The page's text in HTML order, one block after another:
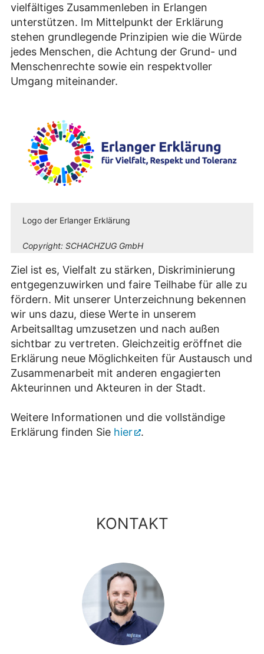
vielfältiges Zusammenleben in Erlangen
unterstützen. Im Mittelpunkt der Erklärung
stehen grundlegende Prinzipien wie die Würde
jedes Menschen, die Achtung der Grund- und
Menschenrechte sowie ein respektvoller
Umgang miteinander.
Logo der Erlanger Erklärung
Copyright: SCHACHZUG GmbH
Ziel ist es, Vielfalt zu stärken, Diskriminierung
entgegenzuwirken und faire Teilhabe für alle zu
fördern. Mit unserer Unterzeichnung bekennen
wir uns dazu, diese Werte in unserem
Arbeitsalltag umzusetzen und nach außen
sichtbar zu vertreten. Gleichzeitig eröffnet die
Erklärung neue Möglichkeiten für Austausch und
Zusammenarbeit mit anderen engagierten
Akteurinnen und Akteuren in der Stadt.
Weitere Informationen und die vollständige
Erklärung finden Sie hier .
KONTAKT